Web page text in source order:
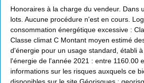
Honoraires à la charge du vendeur. Dans
lots. Aucune procédure n'est en cours.
consommation énergétique excessive :
Classe climat C Montant moyen estimé
d'énergie pour un usage standard, établi
l'énergie de l'année 2021 : entre 1160.00
informations sur les risques auxquels ce